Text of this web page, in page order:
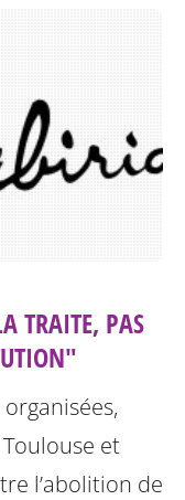
TRAITE, PAS
et
l’abolition de